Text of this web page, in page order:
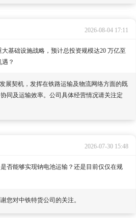
2026-08-04 17:11
基础设施战略，预计总投资规模达20 万亿至
？
展契机，发挥在铁路运输及物流网络方面的既
同及运输效率。公司具体经营情况请关注定
2026-07-30 15:48
否能够实现钠电池运输？还是目前仅仅在规
您对中铁特货公司的关注。